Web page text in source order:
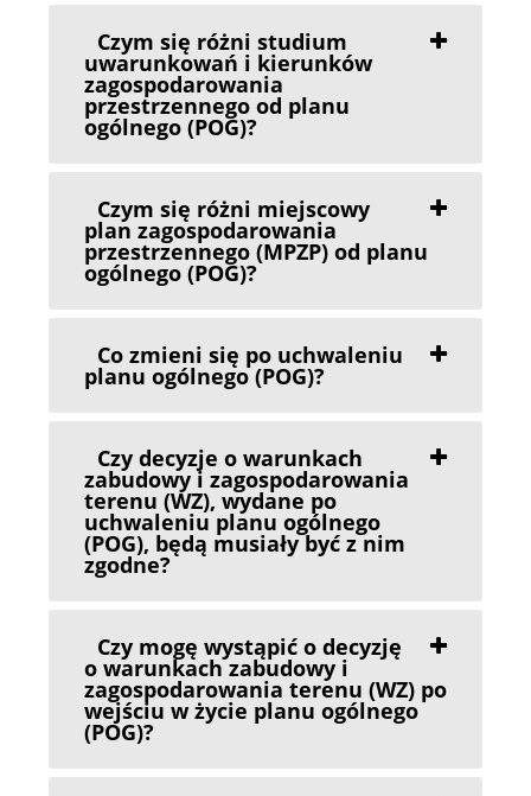
Czym się różni studium
uwarunkowań i kierunków
zagospodarowania
przestrzennego od planu
ogólnego (POG)?
Czym się różni miejscowy
plan zagospodarowania
przestrzennego (MPZP) od planu
ogólnego (POG)?
Co zmieni się po uchwaleniu
planu ogólnego (POG)?
Czy decyzje o warunkach
zabudowy i zagospodarowania
terenu (WZ), wydane po
uchwaleniu planu ogólnego
(POG), będą musiały być z nim
zgodne?
Czy mogę wystąpić o decyzję
o warunkach zabudowy i
zagospodarowania terenu (WZ) po
wejściu w życie planu ogólnego
(POG)?